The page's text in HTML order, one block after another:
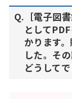
［電子図
として
かります
した。そ
どうして